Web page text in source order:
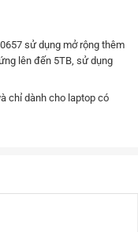
sử dụng mở rộng thêm
lên đến 5TB, sử dụng
chỉ dành cho laptop có